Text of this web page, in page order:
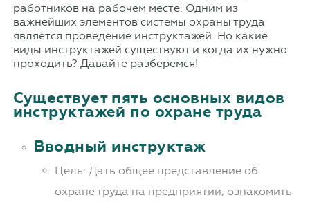
работников на рабочем месте. Одним из
важнейших элементов системы охраны труда
является проведение инструктажей. Но какие
виды инструктажей существуют и когда их нужно
проходить? Давайте разберемся!
Существует пять основных видов
инструктажей по охране труда
Вводный инструктаж
Цель: Дать общее представление об
охране труда на предприятии, ознакомить